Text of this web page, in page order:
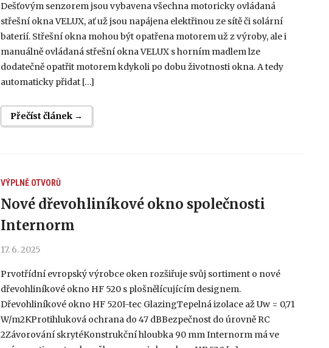
Dešťovým senzorem jsou vybavena všechna motoricky ovládaná
střešní okna VELUX, ať už jsou napájena elektřinou ze sítě či solární
baterií. Střešní okna mohou být opatřena motorem už z výroby, ale i
manuálně ovládaná střešní okna VELUX s horním madlem lze
dodatečně opatřit motorem kdykoli po dobu životnosti okna. A tedy
automaticky přidat […]
Přečíst článek →
VÝPLNĚ OTVORŮ
Nové dřevohliníkové okno společnosti
Internorm
17. 6. 2025
Prvotřídní evropský výrobce oken rozšiřuje svůj sortiment o nové
dřevohliníkové okno HF 520 s plošnělícujícím designem.
Dřevohliníkové okno HF 520I-tec GlazingTepelná izolace až Uw = 0,71
W/m2KProtihluková ochrana do 47 dBBezpečnost do úrovně RC
2Závorování skrytéKonstrukční hloubka 90 mm Internorm má ve